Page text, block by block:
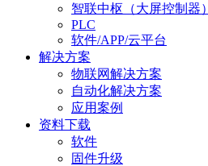
智联中枢（大屏控制器）
PLC
软件/APP/云平台
解决方案
物联网解决方案
自动化解决方案
应用案例
资料下载
软件
固件升级